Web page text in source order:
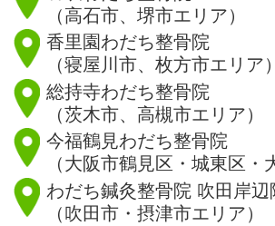
（高石市、堺市エリア）
香里園わだち整骨院
（寝屋川市、枚方市エリア）
総持寺わだち整骨院
（茨木市、高槻市エリア）
今福鶴見わだち整骨院
（大阪市鶴見区・城東区・
わだち鍼灸整骨院 吹田岸辺
（吹田市・摂津市エリア）